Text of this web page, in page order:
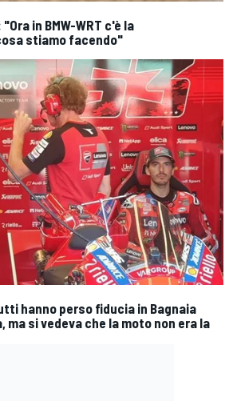
in BMW-WRT c'è la
stiamo facendo"
hanno perso fiducia in Bagnaia
ma si vedeva che la moto non era la